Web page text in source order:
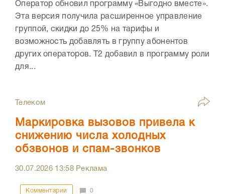
Оператор обновил программу «Выгодно вместе».
Эта версия получила расширенное управление
группой, скидки до 25% на тарифы и
возможность добавлять в группу абонентов
других операторов. Т2 добавил в программу роли
для...
Телеком
Маркировка вызовов привела к
снижению числа холодных
обзвонов и спам-звонков
30.07.2026 13:58Реклама
Комментарии 0